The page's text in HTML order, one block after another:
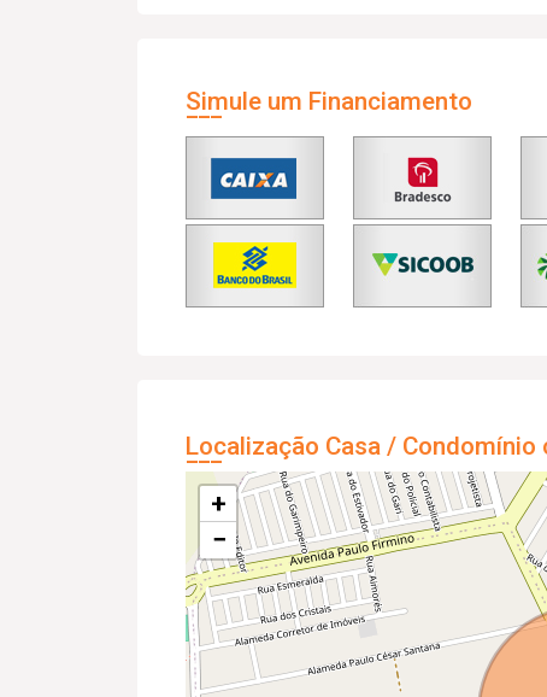
Simule um Financiamento
Localização Casa /
+
−